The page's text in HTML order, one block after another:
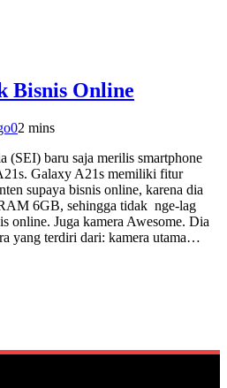
Bisnis Online
02 mins
(SEI) baru saja merilis smartphone
Galaxy A21s memiliki fitur
supaya bisnis online, karena dia
6GB, sehingga tidak nge-lag
online. Juga kamera Awesome. Dia
yang terdiri dari: kamera utama…